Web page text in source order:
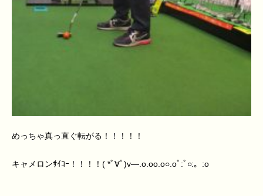
めっちゃ真っ直ぐ転がる！！！！！
キャメロンｻｲｺｰ！！！！( *ﾟ∀ﾟ)v―.o.oo.o○.oﾟ:ﾟ○:。:o